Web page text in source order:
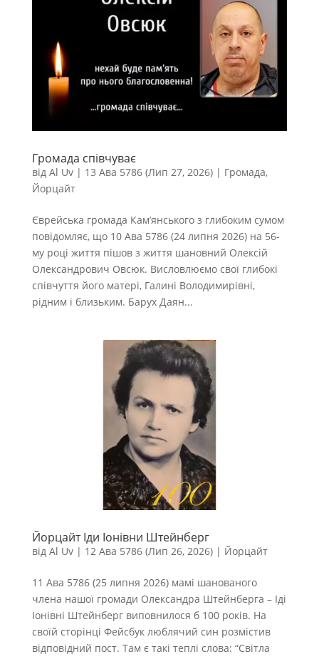
Громада співчуває
від Al Uv| 13 Ава 5786 (Лип 27, 2026)| Громада,
Йорцайт
Єврейська громада Кам’янського з глибоким сумом
повідомляє, що 10 Ава 5786 (24 липня 2026) на 56-
му році життя пішов з життя шановний Олексій
Олександрович Овсюк. Висловлюємо свої глибокі
співчуття його матері, Галині Володимирівні,
рідним і близьким. Барух Даян...
Йорцайт Іди Іонівни Штейнберг
від Al Uv| 12 Ава 5786 (Лип 26, 2026)| Йорцайт
11 Ава 5786 (25 липня 2026) мамі шанованого
члена нашої громади Олександра Штейнберга – Іді
Іонівні Штейнберг виповнилося б 100 років. На
своїй сторінці Фейсбук люблячий син розмістив
відповідний пост. Там є такі теплі слова: “Світла